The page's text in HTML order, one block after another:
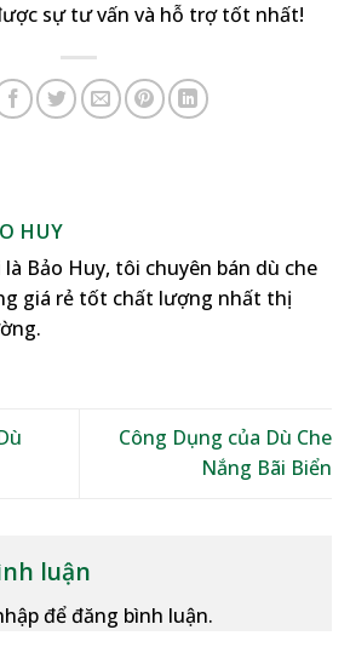
sự tư vấn và hỗ trợ tốt nhất!
HUY
là Bảo Huy, tôi chuyên bán dù che
giá rẻ tốt chất lượng nhất thị
Công Dụng của Dù Che
Nắng Bãi Biển
luận
để đăng bình luận.